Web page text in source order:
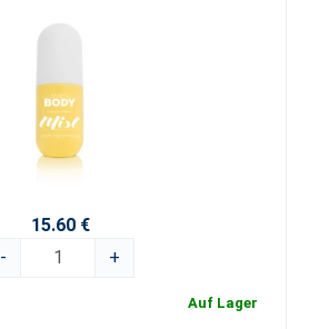
15.60 €
-
+
Auf Lager